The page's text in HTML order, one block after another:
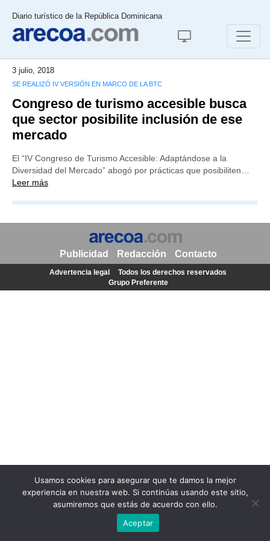
Diario turístico de la República Dominicana
3 julio, 2018
SE REALIZÓ IV VERSIÓN EN MARCO DE LA BTC
Congreso de turismo accesible busca
que sector posibilite inclusión de ese
mercado
El “IV Congreso de Turismo Accesible: Adaptándose a la
Diversidad del Mercado” abogó por prácticas que posibiliten…
Leer más
Usamos cookies para asegurar que te damos la mejor
experiencia en nuestra web. Si continúas usando este sitio,
asumiremos que estás de acuerdo con ello.
Aceptar
Publicidad Redacción Contacto
Advertencia legal
Todos los derechos reservados
Grupo Preferente